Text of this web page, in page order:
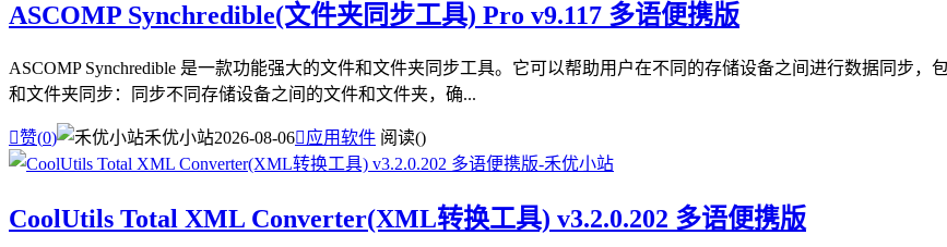
ASCOMP Synchredible(文件夹同步工具) Pro v9.117 多语便携版
ASCOMP Synchredible 是一款功能强大的文件和文件夹同步工具。它可以帮助用户在不同的存储设备之间进行数据同步
和文件夹同步：同步不同存储设备之间的文件和文件夹，确...
赞(0) 禾优小站2026-08-06应用软件 阅读()
CoolUtils Total XML Converter(XML转换工具) v3.2.0.202 多语便携版